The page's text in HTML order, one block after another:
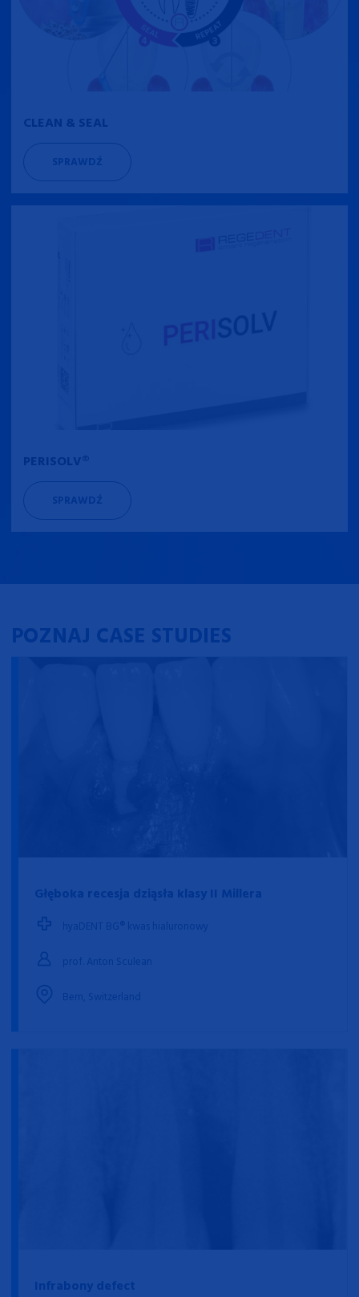
CLEAN & SEAL
SPRAWDŹ
PERISOLV®
SPRAWDŹ
POZNAJ CASE STUDIES
Głęboka recesja dziąsła klasy II Millera
hyaDENT BG® kwas hialuronowy
prof. Anton Sculean
Bern, Switzerland
Infrabony defect